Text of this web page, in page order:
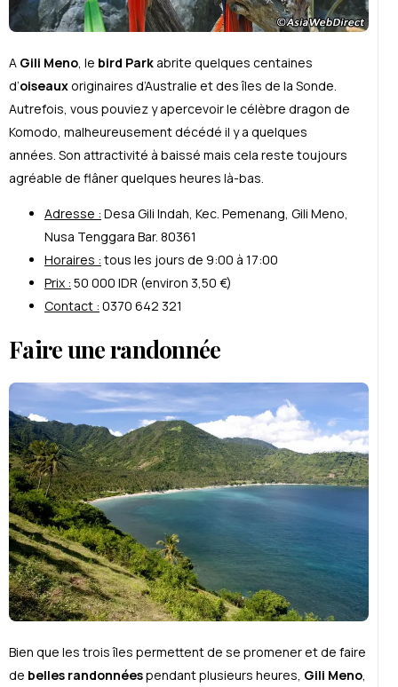
A Gili Meno , le bird Park abrite quelques centaines
d’oiseauxoriginaires d’Australie et des îles de la Sonde.
Autrefois, vous pouviez y apercevoir le célèbre dragon de
Komodo, malheureusement décédé il y a quelques
années. Son attractivité à baissé mais cela reste toujours
agréable de flâner quelques heures là-bas.
Adresse : Desa Gili Indah, Kec. Pemenang, Gili Meno,
Nusa Tenggara Bar. 80361
Horaires : tous les jours de 9:00 à 17:00
Prix : 50 000 IDR (environ 3,50 €)
Contact : 0370 642 321
Faire une randonnée
Bien que les trois îles permettent de se promener et de faire
de belles randonnéespendant plusieurs heures, Gili Meno,